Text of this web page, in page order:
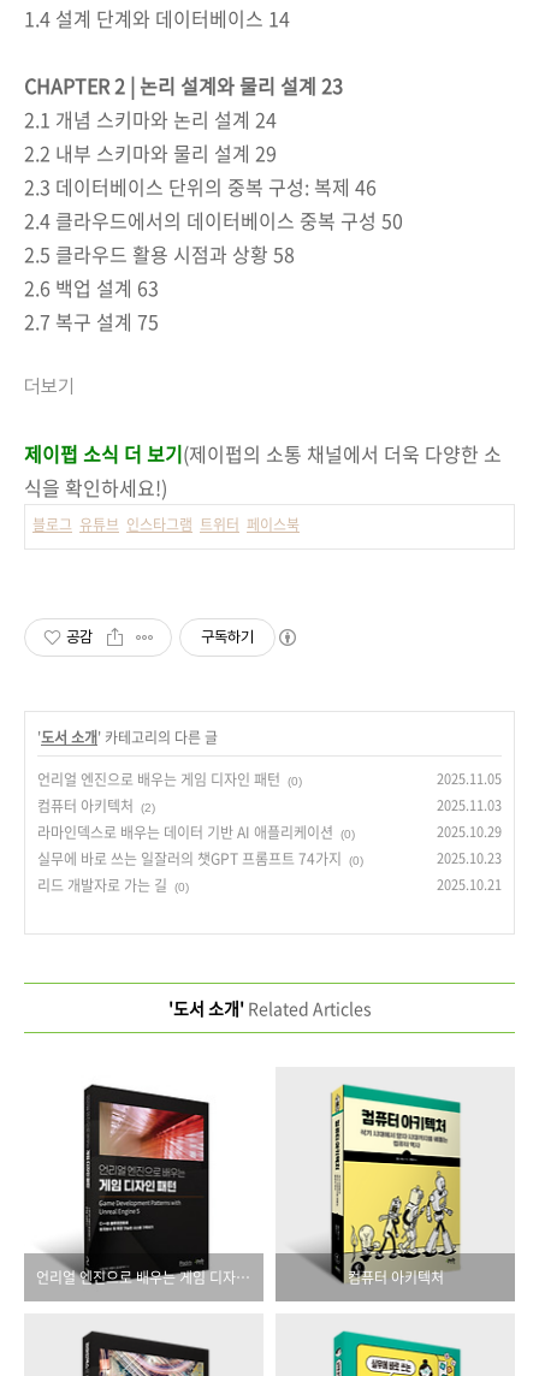
1.4 설계 단계와 데이터베이스 14
CHAPTER 2 | 논리 설계와 물리 설계 23
2.1 개념 스키마와 논리 설계 24
2.2 내부 스키마와 물리 설계 29
2.3 데이터베이스 단위의 중복 구성: 복제 46
2.4 클라우드에서의 데이터베이스 중복 구성 50
2.5 클라우드 활용 시점과 상황 58
2.6 백업 설계 63
2.7 복구 설계 75
더보기
제이펍 소식 더 보기(제이펍의 소통 채널에서 더욱 다양한 소
식을 확인하세요!)
블로그 유튜브 인스타그램 트위터 페이스북
공감 구독하기
'도서 소개' 카테고리의 다른 글
언리얼 엔진으로 배우는 게임 디자인 패턴
(0) 2025.11.05
컴퓨터 아키텍처 (2) 2025.11.03
라마인덱스로 배우는 데이터 기반 AI 애플리케이션 (0) 2025.10.29
실무에 바로 쓰는 일잘러의 챗GPT 프롬프트 74가지 (0) 2025.10.23
리드 개발자로 가는 길 (0) 2025.10.21
'도서 소개'Related Articles
언리얼 엔진으로 배우는 게임 디자인 패턴 컴퓨터 아키텍처